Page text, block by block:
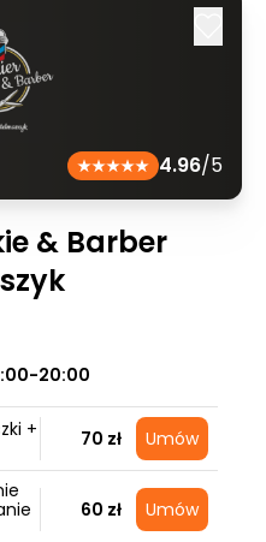
4.96/5
& Barber
20:00
+
70 zł Umów
60 zł Umów